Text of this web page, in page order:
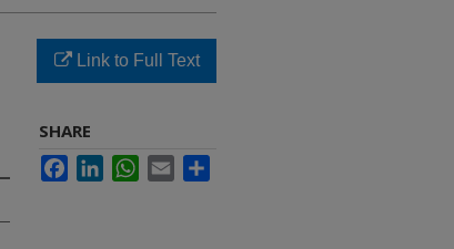
Link to Full Text
SHARE
FacebookLinkedInWhatsApp
Email